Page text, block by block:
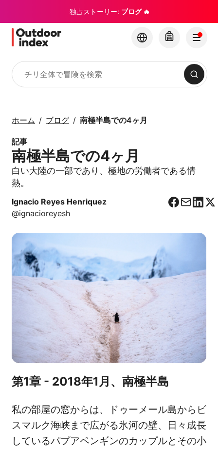
独占ストーリー: ブログ 🔥
検索
ホーム ブログ 南極半島での4ヶ月
記事
南極半島での4ヶ月
白い大陸の一部であり、極地の労働者である情
熱。
Ignacio Reyes Henriquez
@ignacioreyesh
F
c
o
C
r
L
n
I
n
X
第1章 - 2018年1月、南極半島
私の部屋の窓からは、ドゥーメール島からビ
スマルク海峡まで広がる氷河の壁、日々成長
しているパプアペンギンのカップルとその小
×
Outdoor Indexでチリ
とその隠れた名所を探